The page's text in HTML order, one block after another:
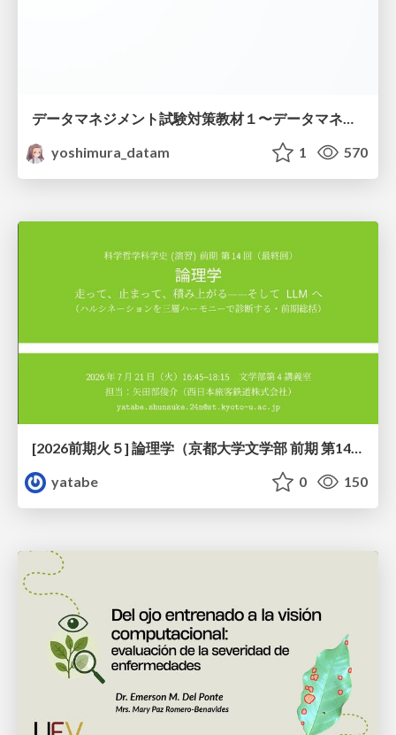
yoshimura_datam
1 570
[2026前期火５] 論理学（京都大学文学部 前期 第14回）「計算は、証明ではない——ハルシネーションを三層ハーモニーで診る」
yatabe
0 150